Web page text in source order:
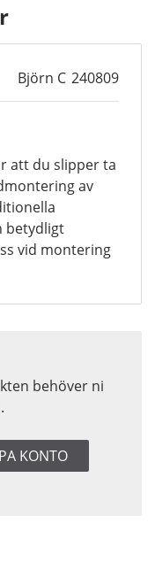
behöver ni
KONTO
240809
Björn C
att du slipper ta
av
betydligt
vid montering